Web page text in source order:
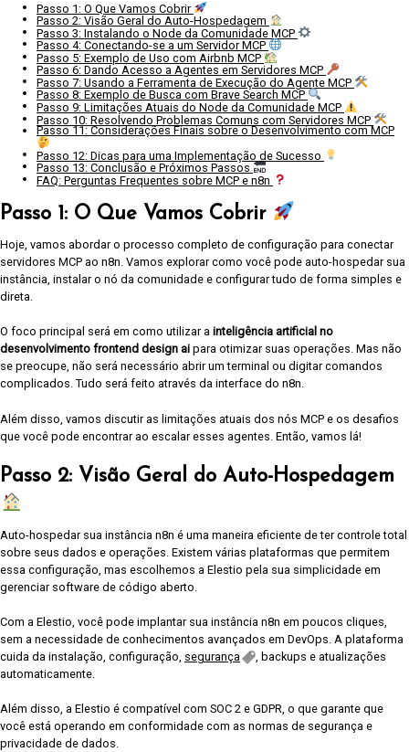
Passo 1: O Que Vamos Cobrir
Passo 2: Visão Geral do Auto-Hospedagem
Passo 3: Instalando o Node da Comunidade MCP
Passo 4: Conectando-se a um Servidor MCP
Passo 5: Exemplo de Uso com Airbnb MCP
Passo 6: Dando Acesso a Agentes em Servidores MCP
Passo 7: Usando a Ferramenta de Execução do Agente MCP
Passo 8: Exemplo de Busca com Brave Search MCP
Passo 9: Limitações Atuais do Node da Comunidade MCP
Passo 10: Resolvendo Problemas Comuns com Servidores MCP
Passo 11: Considerações Finais sobre o Desenvolvimento com MCP
Passo 12: Dicas para uma Implementação de Sucesso
Passo 13: Conclusão e Próximos Passos
FAQ: Perguntas Frequentes sobre MCP e n8n
Passo 1: O Que Vamos Cobrir
Hoje, vamos abordar o processo completo de configuração para conectar
servidores MCP ao n8n. Vamos explorar como você pode auto-hospedar sua
instância, instalar o nó da comunidade e configurar tudo de forma simples e
direta.
O foco principal será em como utilizar a inteligência artificial no
desenvolvimento frontend design ai para otimizar suas operações. Mas não
se preocupe, não será necessário abrir um terminal ou digitar comandos
complicados. Tudo será feito através da interface do n8n.
Além disso, vamos discutir as limitações atuais dos nós MCP e os desafios
que você pode encontrar ao escalar esses agentes. Então, vamos lá!
Passo 2: Visão Geral do Auto-Hospedagem
Auto-hospedar sua instância n8n é uma maneira eficiente de ter controle total
sobre seus dados e operações. Existem várias plataformas que permitem
essa configuração, mas escolhemos a Elestio pela sua simplicidade em
gerenciar software de código aberto.
Com a Elestio, você pode implantar sua instância n8n em poucos cliques,
sem a necessidade de conhecimentos avançados em DevOps. A plataforma
cuida da instalação, configuração, segurança
, backups e atualizações
automaticamente.
Além disso, a Elestio é compatível com SOC 2 e GDPR, o que garante que
você está operando em conformidade com as normas de segurança e
privacidade de dados.